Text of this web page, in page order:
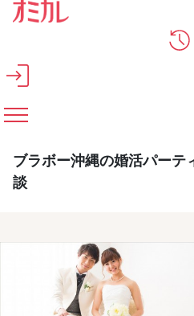
メインコンテンツへスキップ
ブラボー沖縄の婚活パーテ
談